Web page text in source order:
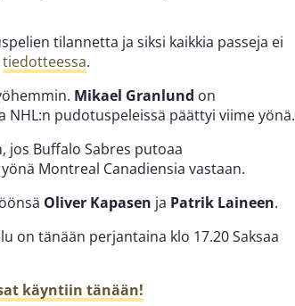
tilannetta ja siksi kaikkia passeja ei
tiedotteessa.
Mikael Granlund on
NHL:n pudotuspeleissä päättyi viime yönä.
jos Buffalo Sabres putoaa
Montreal Canadiensia vastaan.
Oliver Kapasen ja Patrik Laineen.
on tänään perjantaina klo 17.20 Saksaa
käyntiin tänään!